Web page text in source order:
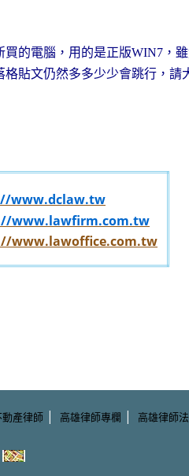
的電腦，用的是正版WIN7 ，
貼文仍然多多少少會跳行，請
www.dclaw.tw
www.lawfirm.com.tw
www.lawoffice.com.tw
動產律師 | 高雄律師專欄 | 高雄律師